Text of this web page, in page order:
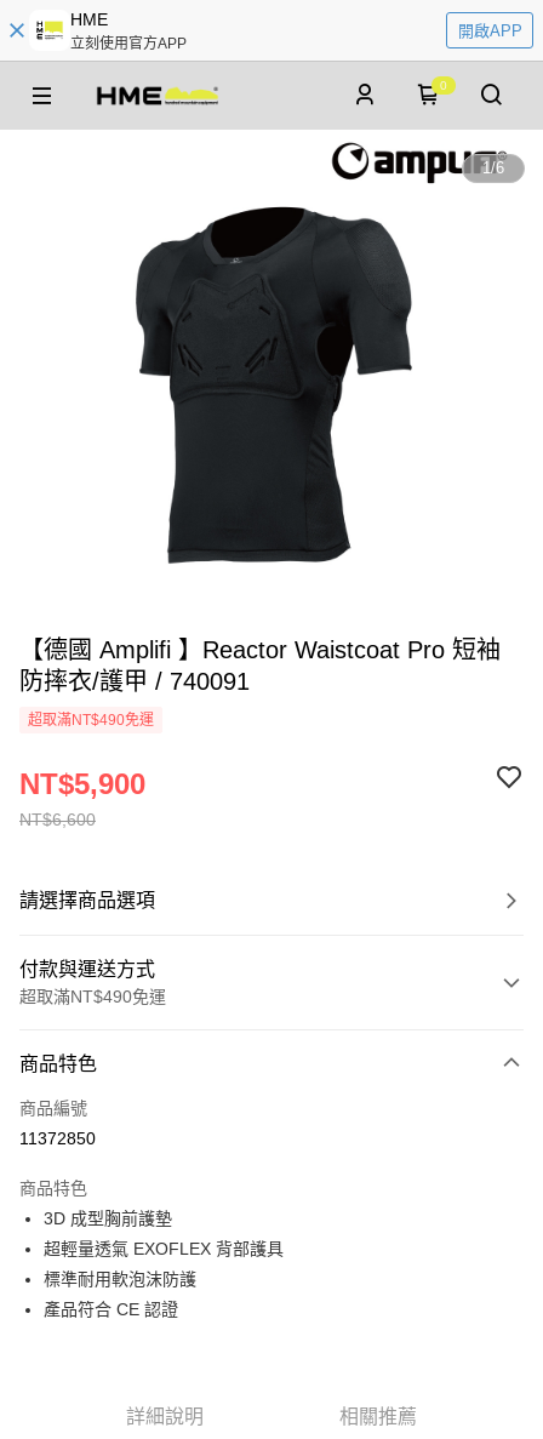
HME
立刻使用官方APP
開啟APP
0
1/6
【德國 Amplifi 】Reactor Waistcoat Pro 短袖
防摔衣/護甲 / 740091
超取滿NT$490免運
NT$6,600
NT$5,900
請選擇商品選項
付款與運送方式
超取滿NT$490免運
信用卡一次付款
信用卡分期付款
合作金庫商業銀行
華南商業銀行
上海商業儲蓄銀行
國泰世華商業銀行
臺灣中小企業銀行
玉山商業銀行
星展（台灣）商業銀行
台新國際商業銀行
中國信託商業銀行
超商取貨付款
LINE Pay
Apple Pay
商品特色
商品編號
11372850
商品特色
3D 成型胸前護墊
超輕量透氣 EXOFLEX 背部護具
標準耐用軟泡沫防護
產品符合 CE 認證
詳細說明 相關推薦